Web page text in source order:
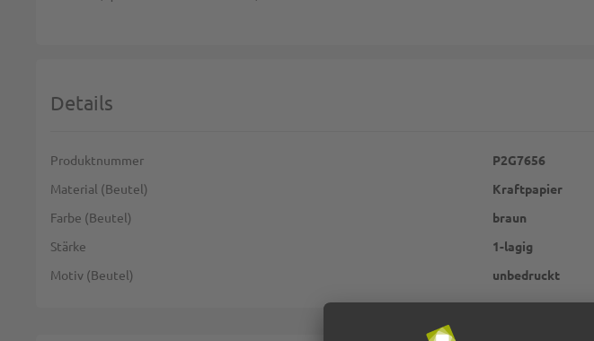
Details
Weitere Informationen
Produktnummer
P2G7656
Material (Beutel)
Kraftpapier
Farbe (Beutel)
braun
Stärke
1-lagig
Motiv (Beutel)
unbedruckt